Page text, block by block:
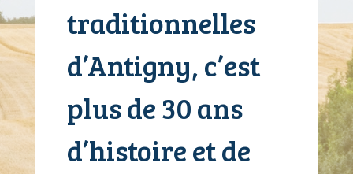
traditionnelles
d’Antigny, c’est
plus de 30 ans
d’histoire et de